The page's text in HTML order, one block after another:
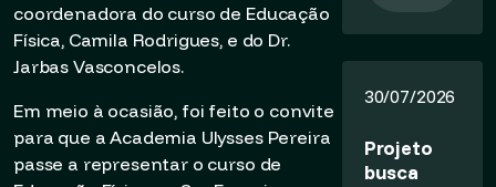
coordenadora do curso de Educação
Física, Camila Rodrigues, e do Dr.
Jarbas Vasconcelos.
Em meio à ocasião, foi feito o convite
para que a Academia Ulysses Pereira
passe a representar o curso de
30/07/2026
Projeto
busca